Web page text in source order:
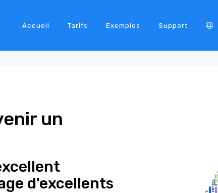
Accueil Tarifs Exemples Support
un
d'excellents